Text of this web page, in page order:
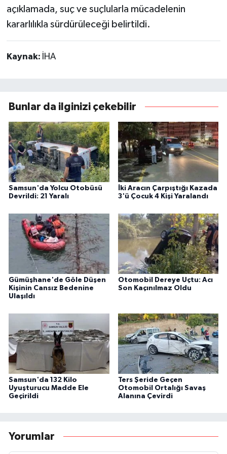
açıklamada, suç ve suçlularla mücadelenin
kararlılıkla sürdürüleceği belirtildi.
Kaynak: İHA
Bunlar da ilginizi çekebilir
Samsun'da Yolcu Otobüsü
Devrildi: 21 Yaralı
İki Aracın Çarpıştığı Kazada
3'ü Çocuk 4 Kişi Yaralandı
Gümüşhane'de Göle Düşen
Kişinin Cansız Bedenine
Ulaşıldı
Otomobil Dereye Uçtu: Acı
Son Kaçınılmaz Oldu
Samsun'da 132 Kilo
Uyuşturucu Madde Ele
Geçirildi
Ters Şeride Geçen
Otomobil Ortalığı Savaş
Alanına Çevirdi
Yorumlar